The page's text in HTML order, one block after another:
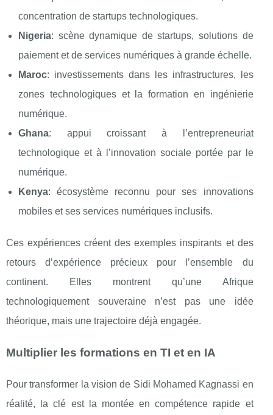
concentration de startups technologiques.
Nigeria: scène dynamique de startups, solutions de
paiement et de services numériques à grande échelle.
Maroc: investissements dans les infrastructures, les
zones technologiques et la formation en ingénierie
numérique.
Ghana: appui croissant à l’entrepreneuriat
technologique et à l’innovation sociale portée par le
numérique.
Kenya: écosystème reconnu pour ses innovations
mobiles et ses services numériques inclusifs.
Ces expériences créent des exemples inspirants et des
retours d’expérience précieux pour l’ensemble du
continent. Elles montrent qu’une Afrique
technologiquement souveraine n’est pas une idée
théorique, mais une trajectoire déjà engagée.
Multiplier les formations en TI et en IA
Pour transformer la vision de Sidi Mohamed Kagnassi en
réalité, la clé est la montée en compétence rapide et